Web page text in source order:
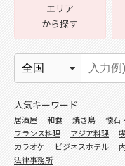
エリア
から探す
人気キーワード
居酒屋 和食 焼き鳥 懐石
フランス料理
アジア料理
カラオケ
ビジネスホテル
法律事務所